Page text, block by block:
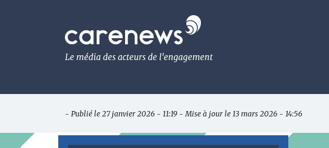
Le
média
de
l'engagement
- Publié le 27 janvier 2026 - 11:19 - Mise à jour le 13 mars 2026 - 14:56